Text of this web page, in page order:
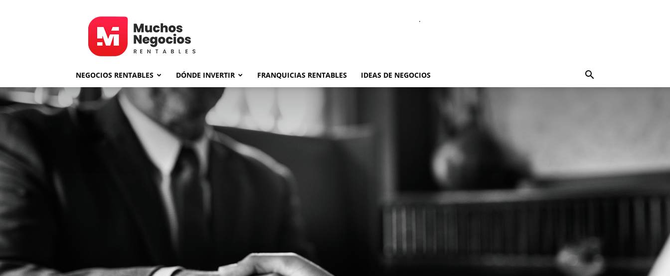
.
NEGOCIOS RENTABLES DÓNDE INVERTIR FRANQUICIAS RENTABLES IDEAS DE NEGOCIOS